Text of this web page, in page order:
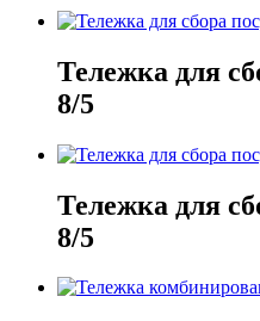
Тележка для
8/5
Тележка для
8/5